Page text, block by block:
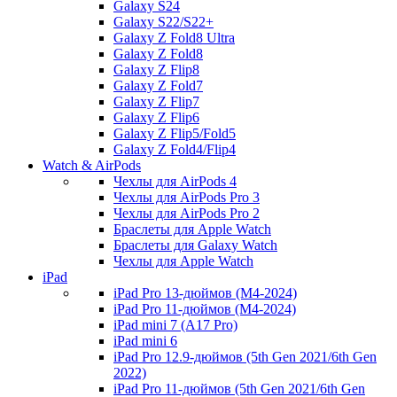
Galaxy S24
Galaxy S22/S22+
Galaxy Z Fold8 Ultra
Galaxy Z Fold8
Galaxy Z Flip8
Galaxy Z Fold7
Galaxy Z Flip7
Galaxy Z Flip6
Galaxy Z Flip5/Fold5
Galaxy Z Fold4/Flip4
Watch & AirPods
Чехлы для AirPods 4
Чехлы для AirPods Pro 3
Чехлы для AirPods Pro 2
Браслеты для Apple Watch
Браслеты для Galaxy Watch
Чехлы для Apple Watch
iPad
iPad Pro 13-дюймов (M4-2024)
iPad Pro 11-дюймов (M4-2024)
iPad mini 7 (A17 Pro)
iPad mini 6
iPad Pro 12.9-дюймов (5th Gen 2021/6th Gen
2022)
iPad Pro 11-дюймов (5th Gen 2021/6th Gen